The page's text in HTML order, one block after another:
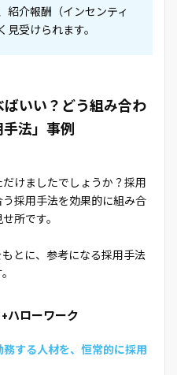
紹介報酬（インセンティ
受けられます。
いい？どう組み合わ
法」事例
けましたでしょうか？採用
採用手法を効果的に組み合
所です。
とに、参考になる採用手法
ハローワーク
する人材を、恒常的に採用